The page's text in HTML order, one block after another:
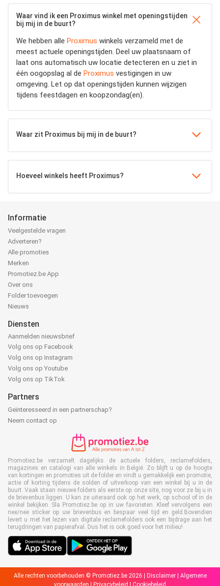
Waar vind ik een Proximus winkel met openingstijden
bij mij in de buurt?
We hebben alle Proximus winkels verzameld met de
meest actuele openingstijden. Deel uw plaatsnaam of
laat ons automatisch uw locatie detecteren en u ziet in
één oogopslag al de Proximus vestigingen in uw
omgeving. Let op dat openingstijden kunnen wijzigen
tijdens feestdagen en koopzondag(en).
Waar zit Proximus bij mij in de buurt?
Hoeveel winkels heeft Proximus?
Informatie
Veelgestelde vragen
Adverteren?
Alle promoties
Merken
Promotiez.be App
Over ons
Folder toevoegen
Nieuws
Diensten
Aanmelden nieuwsbrief
Volg ons op Facebook
Volg ons op Instagram
Volg ons op Youtube
Volg ons op TikTok
Partners
Geïnteresseerd in een partnerschap?
Neem contact op
Promotiez.be verzamelt dagelijks de actuele folders, reclamefolders,
magazines en catalogi van alle winkels in België. Zo blijft u op de hoogte
van kortingen en promoties uit de folder en vindt u gemakkelijk een promotie,
actie of korting tijdens de solden of uitverkoop van een winkel bij u in de
buurt. Vaak staan nieuwe folders als eerste op onze site, nog voor ze bij u in
de brievenbus liggen. U kan ze uiteraard ook op het werk, op school of in de
winkel bekijken. Sla Promotiez.be op in uw favorieten. Kleef vervolgens een
nee/nee sticker op uw brievenbus en bespaar veel tijd en geld.Bovendien
levert u met het lezen van digitale reclamefolders ook een bijdrage aan het
terugdringen van papierafval. Dus het is ook goed voor het milieu!
Alle rechten voorbehouden © Promotiez.be 2026 | Disclaimer| Algemene
voorwaarden
Privacybeleid Cookiebeleid